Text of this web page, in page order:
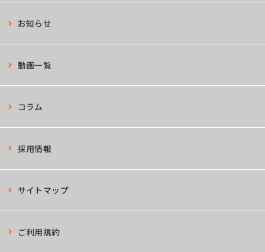
お知らせ
動画一覧
コラム
採用情報
サイトマップ
ご利用規約